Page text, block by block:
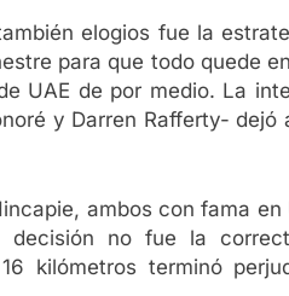
elogios fue la
para que todo quede
UAE de por medio. La
y Darren Rafferty- dejó
ambos con fama en
decisión no fue la
kilómetros terminó